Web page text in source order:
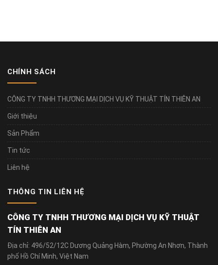
CHÍNH SÁCH
CÔNG TY TNHH THƯƠNG MẠI DỊCH VỤ KỸ THUẬT TÍN THIÊN AN
Giới thiệu
Sản Phẩm
Tin tức
Liên hệ
THÔNG TIN LIÊN HỆ
CÔNG TY TNHH THƯƠNG MẠI DỊCH VỤ KỸ THUẬT
TÍN THIÊN AN
Địa chỉ: 496/52/12C Dương Quảng Hàm, Phường An Nhơn, Thành
phố Hồ Chí Minh, Việt Nam